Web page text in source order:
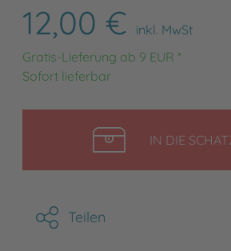
12,00 €
inkl. MwSt
Gratis-Lieferung ab 9 EUR *
Sofort lieferbar
IN DIE
Teilen